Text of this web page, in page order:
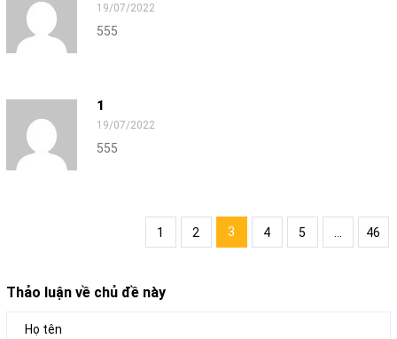
19/07/2022
555
1
19/07/2022
555
1 2 3 4 5 46
Thảo luận về chủ đề này